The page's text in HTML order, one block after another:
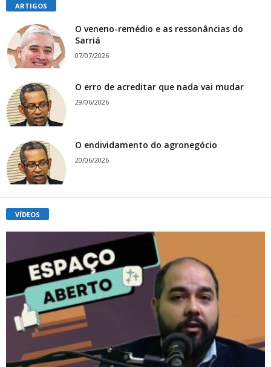
ARTIGOS
O veneno-remédio e as ressonâncias do
Sarriá
07/07/2026
O erro de acreditar que nada vai mudar
29/06/2026
O endividamento do agronegócio
20/06/2026
VÍDEOS